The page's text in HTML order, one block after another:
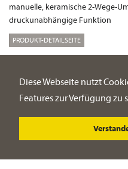
Diese Webseite nutzt
Features zur Verfügung zu
manuelle, keramische 2-Wege-
druckunabhängige Funktion
PRODUKT-DETAILSEITE
DUSCH-ARMATUREN